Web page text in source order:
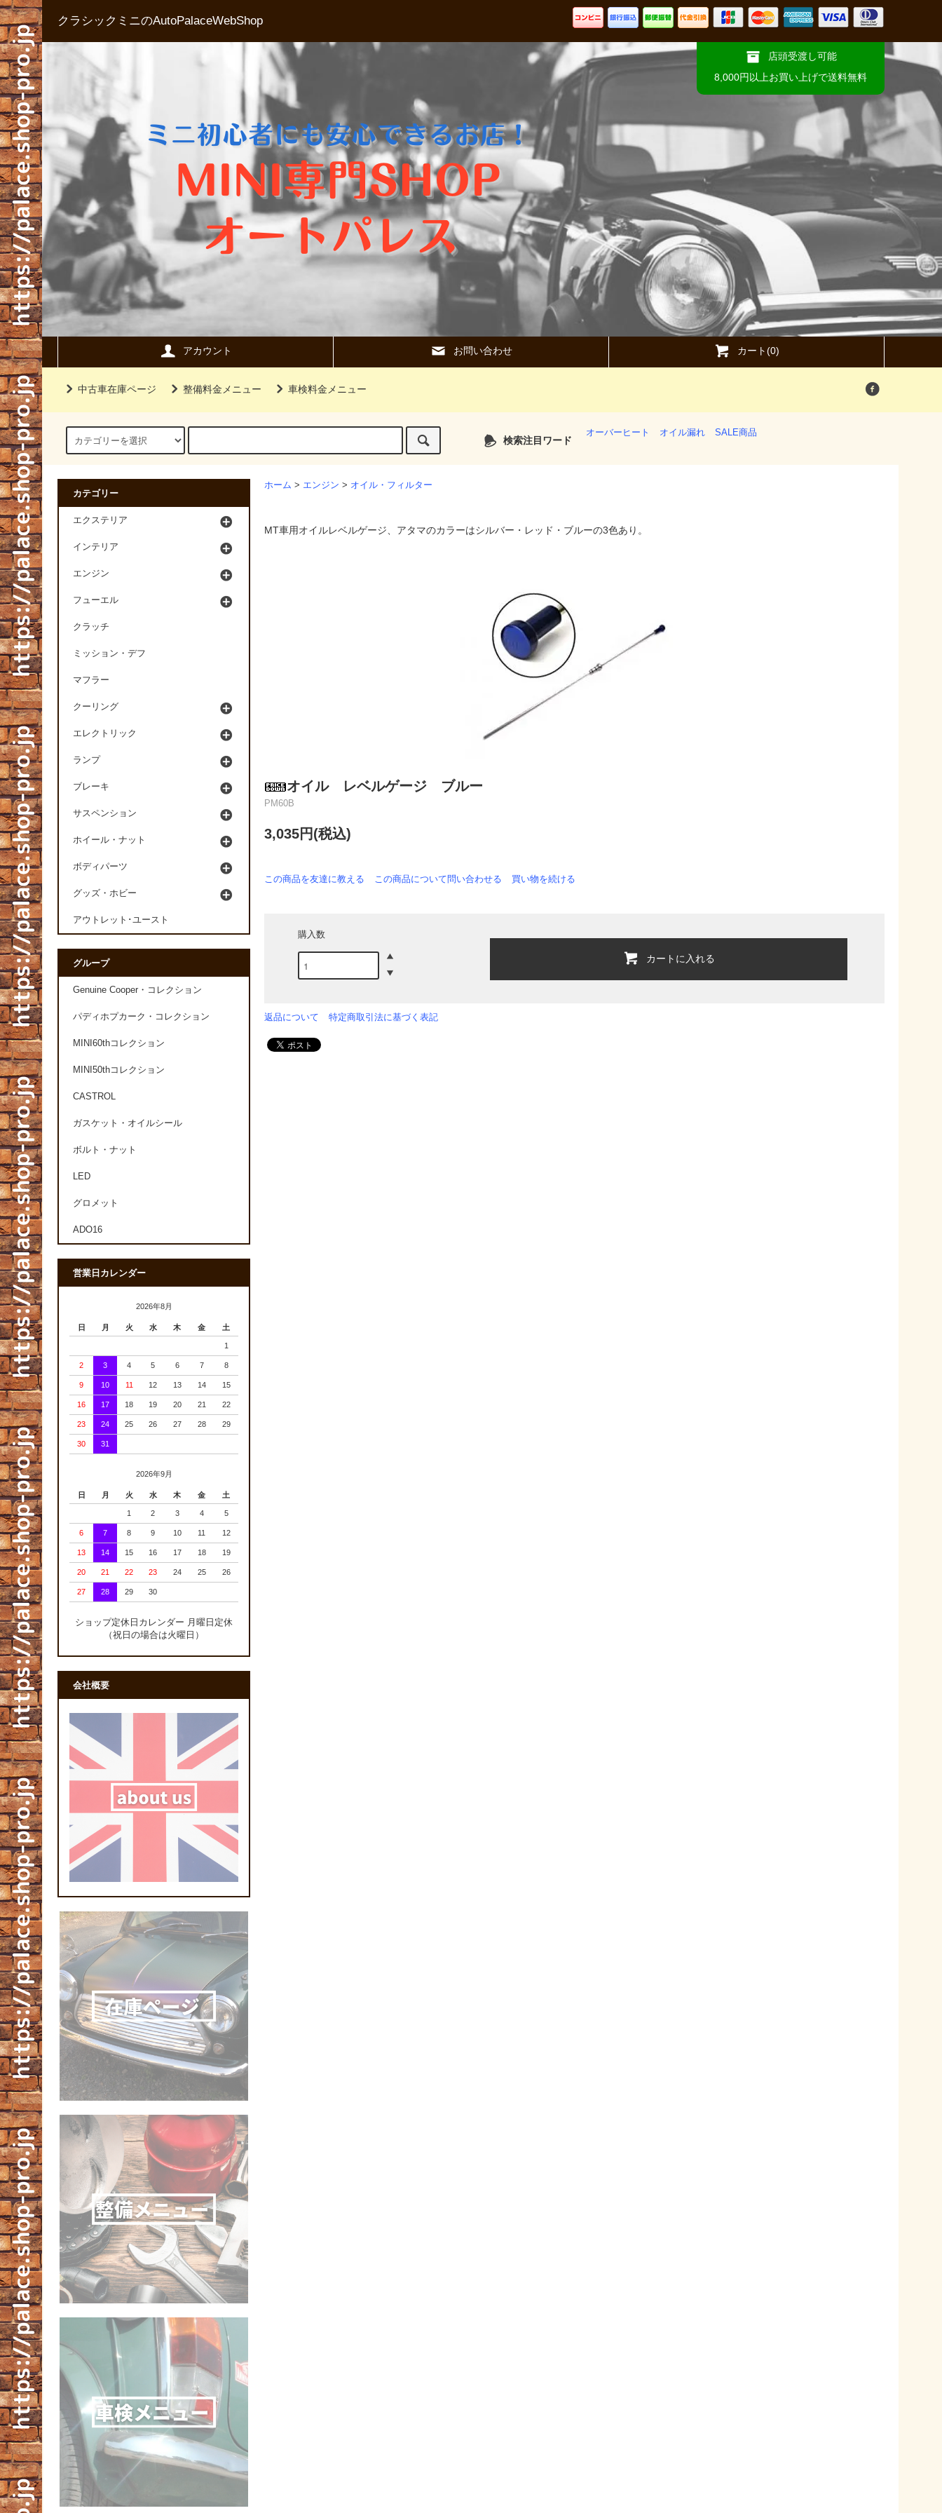
クラシックミニのAutoPalaceWebShop
店頭受渡し可能
8,000円以上お買い上げで送料無料
アカウント お問い合わせ カート(0)
中古車在庫ページ 整備料金メニュー 車検料金メニュー
検索注目ワード
オーバーヒート オイル漏れ SALE商品
ホーム > エンジン > オイル・フィルター
MT車用オイルレベルゲージ、アタマのカラーはシルバー・レッド・ブルーの3色あり。
オイル レベルゲージ ブルー
PM60B
3,035円(税込)
この商品を友達に教える この商品について問い合わせる 買い物を続ける
購入数
カートに入れる
返品について 特定商取引法に基づく表記
カテゴリー
エクステリア
インテリア
エンジン
フューエル
クラッチ
ミッション・デフ
マフラー
クーリング
エレクトリック
ランプ
ブレーキ
サスペンション
ホイール・ナット
ボディパーツ
グッズ・ホビー
アウトレット･ユースト
グループ
Genuine Cooper・コレクション
パディホプカーク・コレクション
MINI60thコレクション
MINI50thコレクション
CASTROL
ガスケット・オイルシール
ボルト・ナット
LED
グロメット
ADO16
営業日カレンダー
2026年8月
日 月 火 水 木 金 土
1
2 3 4 5 6 7 8
9 10 11 12 13 14 15
16 17 18 19 20 21 22
23 24 25 26 27 28 29
30 31
2026年9月
日 月 火 水 木 金 土
1 2 3 4 5
6 7 8 9 10 11 12
13 14 15 16 17 18 19
20 21 22 23 24 25 26
27 28 29 30
ショップ定休日カレンダー 月曜日定休
（祝日の場合は火曜日）
会社概要